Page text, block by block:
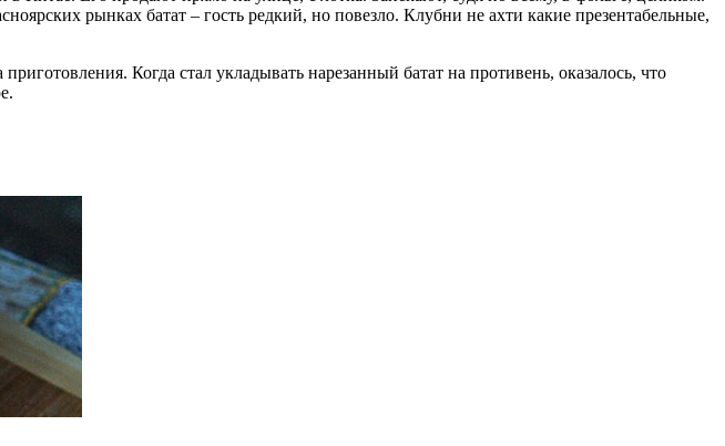
рынках батат – гость редкий, но повезло. Клубни не ахти какие презентабельные,
Когда стал укладывать нарезанный батат на противень, оказалось, что